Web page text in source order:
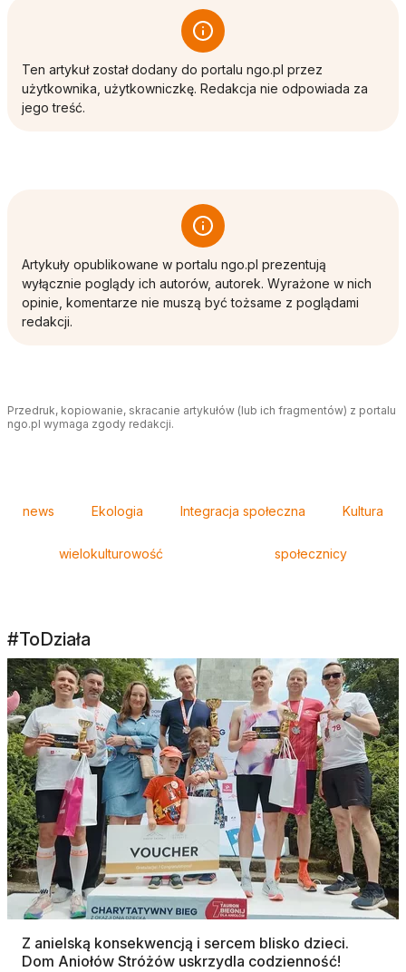
Ten artykuł został dodany do portalu ngo.pl przez
użytkownika, użytkowniczkę. Redakcja nie odpowiada za
jego treść.
Artykuły opublikowane w portalu ngo.pl prezentują
wyłącznie poglądy ich autorów, autorek. Wyrażone w nich
opinie, komentarze nie muszą być tożsame z poglądami
redakcji.
Przedruk, kopiowanie, skracanie artykułów (lub ich fragmentów) z portalu
ngo.pl wymaga zgody redakcji.
news Ekologia Integracja społeczna Kultura
wielokulturowość społecznicy
#ToDziała
Z anielską konsekwencją i sercem blisko dzieci.
Dom Aniołów Stróżów uskrzydla codzienność!